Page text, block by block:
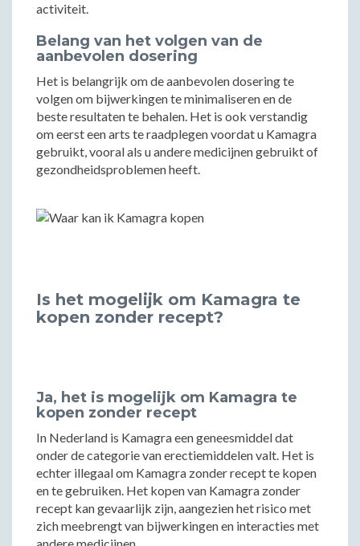
activiteit.
Belang van het volgen van de
aanbevolen dosering
Het is belangrijk om de aanbevolen dosering te
volgen om bijwerkingen te minimaliseren en de
beste resultaten te behalen. Het is ook verstandig
om eerst een arts te raadplegen voordat u Kamagra
gebruikt, vooral als u andere medicijnen gebruikt of
gezondheidsproblemen heeft.
Is het mogelijk om Kamagra te
kopen zonder recept?
Ja, het is mogelijk om Kamagra te
kopen zonder recept
In Nederland is Kamagra een geneesmiddel dat
onder de categorie van erectiemiddelen valt. Het is
echter illegaal om Kamagra zonder recept te kopen
en te gebruiken. Het kopen van Kamagra zonder
recept kan gevaarlijk zijn, aangezien het risico met
zich meebrengt van bijwerkingen en interacties met